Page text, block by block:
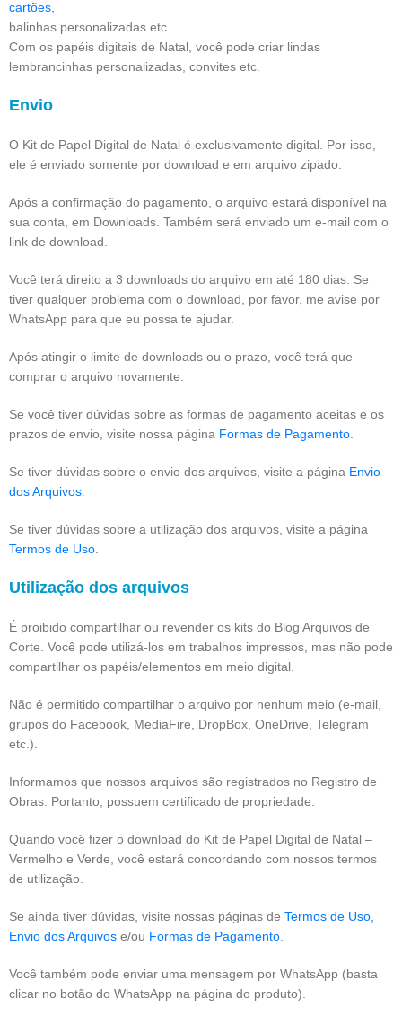
cartões,
balinhas personalizadas etc.
Com os papéis digitais de Natal, você pode criar lindas
lembrancinhas personalizadas, convites etc.
Envio
O Kit de Papel Digital de Natal é exclusivamente digital. Por isso,
ele é enviado somente por download e em arquivo zipado.
Após a confirmação do pagamento, o arquivo estará disponível na
sua conta, em Downloads. Também será enviado um e-mail com o
link de download.
Você terá direito a 3 downloads do arquivo em até 180 dias. Se
tiver qualquer problema com o download, por favor, me avise por
WhatsApp para que eu possa te ajudar.
Após atingir o limite de downloads ou o prazo, você terá que
comprar o arquivo novamente.
Se você tiver dúvidas sobre as formas de pagamento aceitas e os
prazos de envio, visite nossa página Formas de Pagamento
Se tiver dúvidas sobre o envio dos arquivos, visite a página Envio
dos Arquivos
Se tiver dúvidas sobre a utilização dos arquivos, visite a página
Termos de Uso
Utilização dos arquivos
É proibido compartilhar ou revender os kits do Blog Arquivos de
Corte. Você pode utilizá-los em trabalhos impressos, mas não pode
compartilhar os papéis/elementos em meio digital.
Não é permitido compartilhar o arquivo por nenhum meio (e-mail,
grupos do Facebook, MediaFire, DropBox, OneDrive, Telegram
etc.).
Informamos que nossos arquivos são registrados no Registro de
Obras. Portanto, possuem certificado de propriedade.
Quando você fizer o download do Kit de Papel Digital de Natal –
Vermelho e Verde, você estará concordando com nossos termos
de utilização.
Se ainda tiver dúvidas, visite nossas páginas de Termos de Uso,
Envio dos Arquivos e/ou Formas de Pagamento
Você também pode enviar uma mensagem por WhatsApp (basta
clicar no botão do WhatsApp na página do produto).